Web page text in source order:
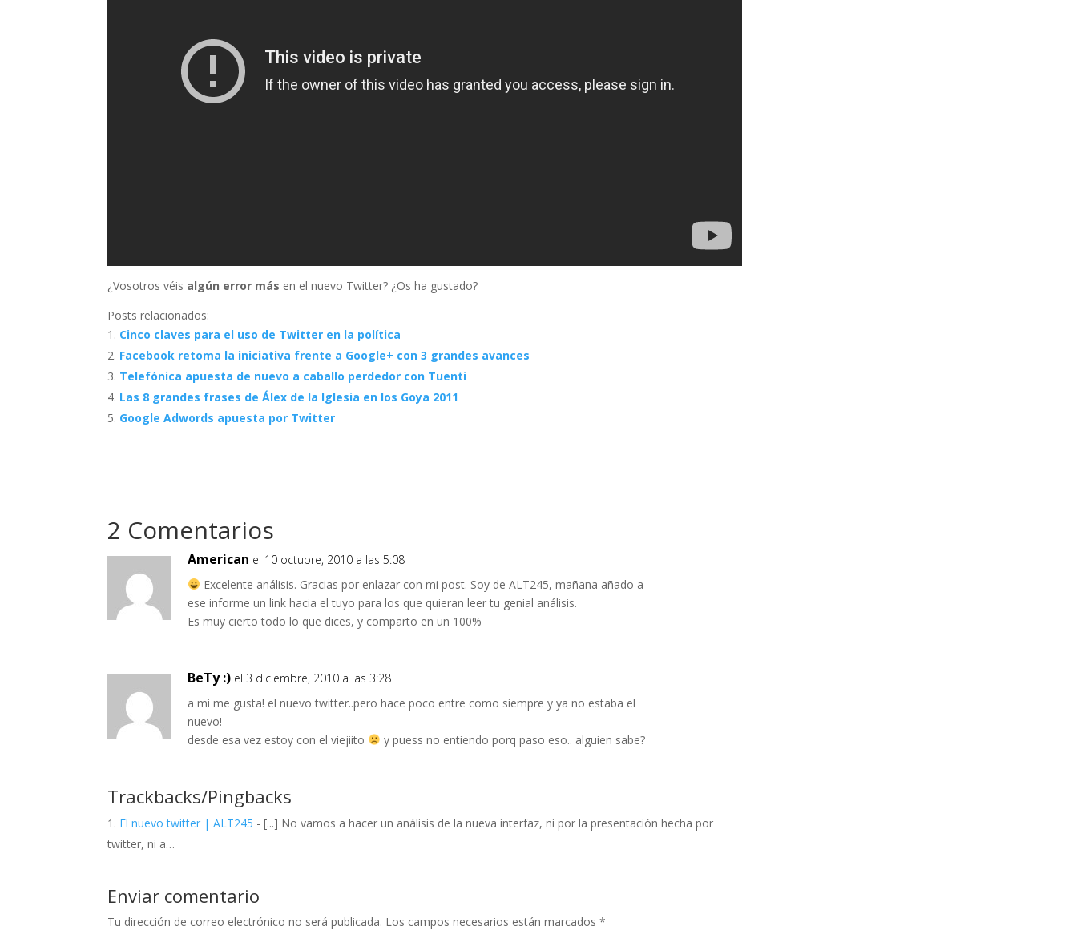
¿Vosotros véis algún error más en el nuevo Twitter? ¿Os ha gustado?
Posts relacionados:
Cinco claves para el uso de Twitter en la política
Facebook retoma la iniciativa frente a Google+ con 3 grandes avances
Telefónica apuesta de nuevo a caballo perdedor con Tuenti
Las 8 grandes frases de Álex de la Iglesia en los Goya 2011
Google Adwords apuesta por Twitter
2 Comentarios
American el 10 octubre, 2010 a las 5:08
Excelente análisis. Gracias por enlazar con mi post. Soy de ALT245, mañana añado a
ese informe un link hacia el tuyo para los que quieran leer tu genial análisis.
Es muy cierto todo lo que dices, y comparto en un 100%
BeTy :) el 3 diciembre, 2010 a las 3:28
a mi me gusta! el nuevo twitter..pero hace poco entre como siempre y ya no estaba el
nuevo!
desde esa vez estoy con el viejiito
y puess no entiendo porq paso eso.. alguien sabe?
Trackbacks/Pingbacks
El nuevo twitter | ALT245 - [...] No vamos a hacer un análisis de la nueva interfaz, ni por la presentación hecha por
twitter, ni a…
Enviar comentario
Tu dirección de correo electrónico no será publicada. Los campos necesarios están marcados*